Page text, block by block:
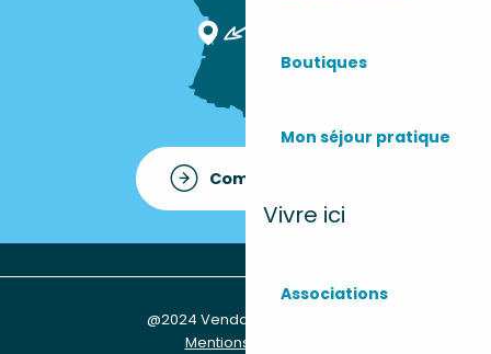
Boutiques
Mon séjour pratique
Vivre ici
Associations
Comment venir ?
@2024 Vendays-Montalivet
Mentions légales